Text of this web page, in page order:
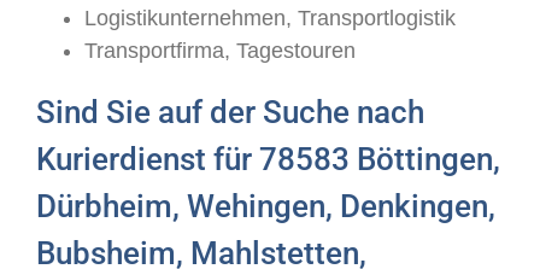
Logistikunternehmen, Transportlogistik
Transportfirma, Tagestouren
Sind Sie auf der Suche nach
Kurierdienst für 78583 Böttingen,
Dürbheim, Wehingen, Denkingen,
Bubsheim, Mahlstetten,